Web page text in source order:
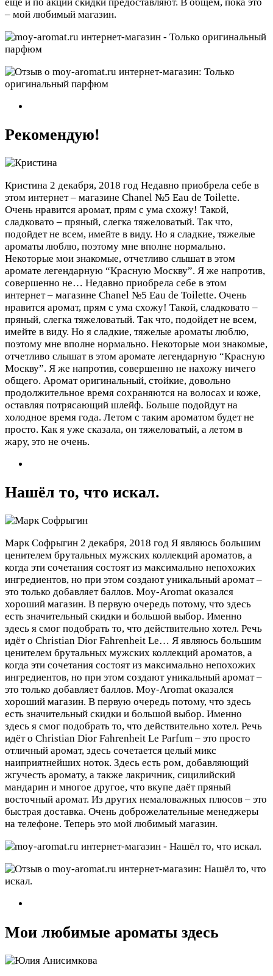
– мой любимый магазин.
Рекомендую!
Кристина 2 декабря, 2018 год Недавно приобрела себе в
этом интернет – магазине Chanel №5 Eau de Toilette.
Очень нравится аромат, прям с ума схожу! Такой,
сладковато – пряный, слегка тяжеловатый. Так что,
подойдет не всем, имейте в виду. Но я сладкие, тяжелые
ароматы люблю, поэтому мне вполне нормально.
Некоторые мои знакомые, отчетливо слышат в этом
аромате легендарную “Красную Москву”. Я же напротив,
совершенно не… Недавно приобрела себе в этом
интернет – магазине Chanel №5 Eau de Toilette. Очень
нравится аромат, прям с ума схожу! Такой, сладковато –
пряный, слегка тяжеловатый. Так что, подойдет не всем,
имейте в виду. Но я сладкие, тяжелые ароматы люблю,
поэтому мне вполне нормально. Некоторые мои знакомые,
отчетливо слышат в этом аромате легендарную “Красную
Москву”. Я же напротив, совершенно не нахожу ничего
общего. Аромат оригинальный, стойкие, довольно
продолжительное время сохраняются на волосах и коже,
оставляя потрясающий шлейф. Больше подойдут на
холодное время года. Летом с таким ароматом будет не
просто. Как я уже сказала, он тяжеловатый, а летом в
жару, это не очень.
Нашёл то, что искал.
Марк Софрыгин 2 декабря, 2018 год Я являюсь большим
ценителем брутальных мужских коллекций ароматов, а
когда эти сочетания состоят из максимально непохожих
ингредиентов, но при этом создают уникальный аромат –
это только добавляет баллов. Moy-Aromat оказался
хороший магазин. В первую очередь потому, что здесь
есть значительный скидки и большой выбор. Именно
здесь я смог подобрать то, что действительно хотел. Речь
идёт о Christian Dior Fahrenheit Le… Я являюсь большим
ценителем брутальных мужских коллекций ароматов, а
когда эти сочетания состоят из максимально непохожих
ингредиентов, но при этом создают уникальный аромат –
это только добавляет баллов. Moy-Aromat оказался
хороший магазин. В первую очередь потому, что здесь
есть значительный скидки и большой выбор. Именно
здесь я смог подобрать то, что действительно хотел. Речь
идёт о Christian Dior Fahrenheit Le Parfum – это просто
отличный аромат, здесь сочетается целый микс
наиприятнейших ноток. Здесь есть ром, добавляющий
жгучесть аромату, а также лакричник, сицилийский
мандарин и многое другое, что вкупе даёт пряный
восточный аромат. Из других немаловажных плюсов – это
быстрая доставка. Очень доброжелательные менеджеры
на телефоне. Теперь это мой любимый магазин.
Мои любимые ароматы здесь